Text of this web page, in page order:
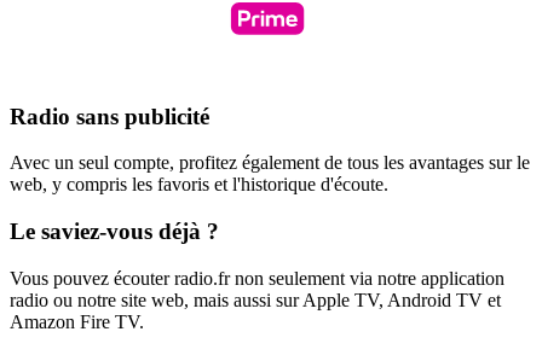
Radio sans publicité
Avec un seul compte, profitez également de tous les avantages sur le
web, y compris les favoris et l'historique d'écoute.
Le saviez-vous déjà ?
Vous pouvez écouter radio.fr non seulement via notre application
radio ou notre site web, mais aussi sur Apple TV, Android TV et
Amazon Fire TV.